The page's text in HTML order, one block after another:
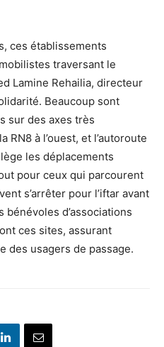
ces établissements
traversant le
Lamine Rehailia, directeur
Beaucoup sont
sur des axes très
RN8 à l’ouest, et l’autoroute
les déplacements
pour ceux qui parcourent
s’arrêter pour l’iftar avant
d’associations
ces sites, assurant
des usagers de passage.